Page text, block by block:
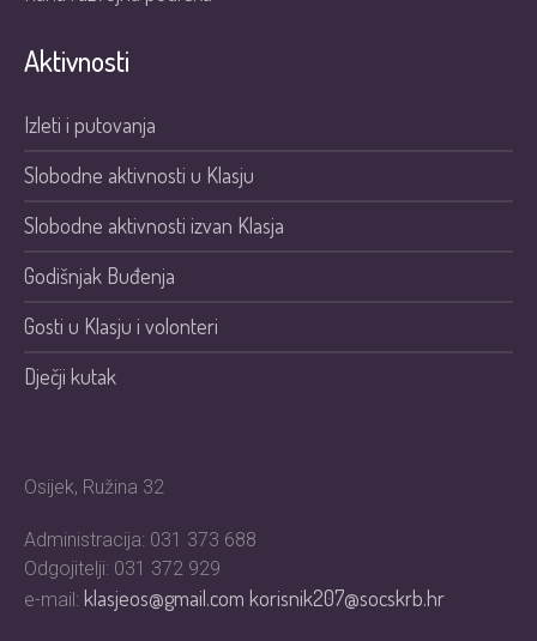
Aktivnosti
Izleti i putovanja
Slobodne aktivnosti u Klasju
Slobodne aktivnosti izvan Klasja
Godišnjak Buđenja
Gosti u Klasju i volonteri
Dječji kutak
Osijek, Ružina 32
Administracija: 031 373 688
Odgojitelji: 031 372 929
e-mail: klasjeos@gmail.comkorisnik207@socskrb.hr